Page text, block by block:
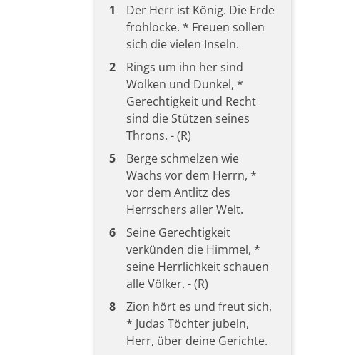
1
Der Herr ist König. Die Erde
frohlocke. * Freuen sollen
sich die vielen Inseln.
2
Rings um ihn her sind
Wolken und Dunkel, *
Gerechtigkeit und Recht
sind die Stützen seines
Throns. - (R)
5
Berge schmelzen wie
Wachs vor dem Herrn, *
vor dem Antlitz des
Herrschers aller Welt.
6
Seine Gerechtigkeit
verkünden die Himmel, *
seine Herrlichkeit schauen
alle Völker. - (R)
8
Zion hört es und freut sich,
* Judas Töchter jubeln,
Herr, über deine Gerichte.